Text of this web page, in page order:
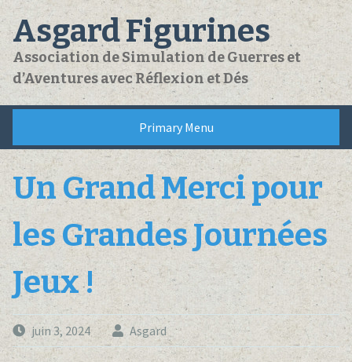
Skip
to
content
Asgard Figurines
Association de Simulation de Guerres et
d’Aventures avec Réflexion et Dés
Primary Menu
Un Grand Merci pour
les Grandes Journées
Jeux !
juin 3, 2024 Asgard